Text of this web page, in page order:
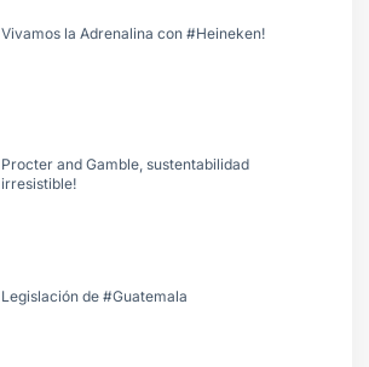
Vivamos la Adrenalina con #Heineken!
Procter and Gamble, sustentabilidad
irresistible!
Legislación de #Guatemala